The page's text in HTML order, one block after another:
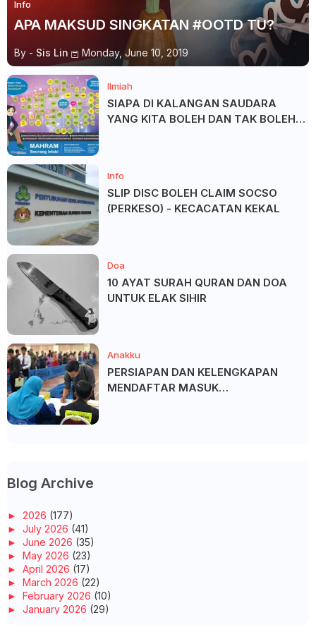
Info
APA MAKSUD SINGKATAN #OOTD TU?
By - Sis Lin Monday, June 10, 2019
Ilmiah
SIAPA DI KALANGAN SAUDARA
YANG KITA BOLEH DAN TAK BOLEH
Info
SLIP DISC BOLEH CLAIM SOCSO
(PERKESO) - KECACATAN KEKAL
Doa
10 AYAT SURAH QURAN DAN DOA
UNTUK ELAK SIHIR
Anakku
PERSIAPAN DAN KELENGKAPAN
MENDAFTAR MASUK
Blog Archive
► 2026 (177)
► July 2026 (41)
► June 2026 (35)
► May 2026 (23)
► April 2026 (17)
► March 2026 (22)
► February 2026 (10)
► January 2026 (29)